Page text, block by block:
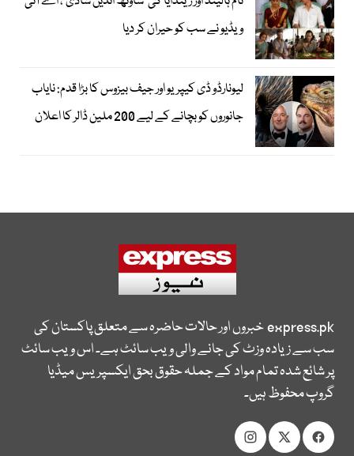
ویڈیو نے سب کو حیران کر دیا
لیونارڈو ڈی کیپریو اور جیف بیزوس کا بڑا قدم: نایاب
جانوروں کو بچانے کے لیے 200 ملین ڈالر کا اعلان
express.pkخبروں اور حالات حاضرہ سے متعلق پاکستان کی
سب سے زیادہ وزٹ کی جانے والی ویب سائٹ ہے۔ اس ویب سائٹ
پر شائع شدہ تمام مواد کے جملہ حقوق بحق ایکسپریس میڈیا
گروپ محفوظ ہیں۔